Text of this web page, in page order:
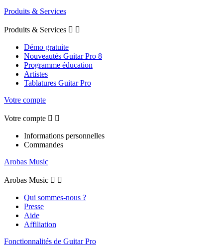
Produits & Services
Produits & Services  
Démo gratuite
Nouveautés Guitar Pro 8
Programme éducation
Artistes
Tablatures Guitar Pro
Votre compte
Votre compte  
Informations personnelles
Commandes
Arobas Music
Arobas Music  
Qui sommes-nous ?
Presse
Aide
Affiliation
Fonctionnalités de Guitar Pro